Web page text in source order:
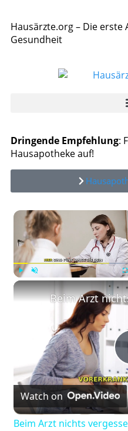
Hausärzte.org – Die erste
Gesundheit
Dringende Empfehlung:
Hausapotheke auf!
Watch on
Beim Arzt nichts